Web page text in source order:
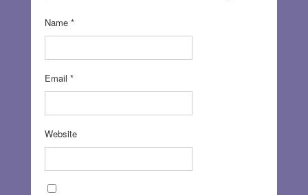
Name *
Email *
Website